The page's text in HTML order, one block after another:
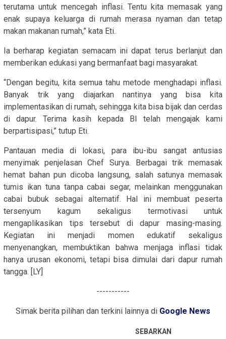
terutama untuk mencegah inflasi. Tentu kita memasak yang
enak supaya keluarga di rumah merasa nyaman dan tetap
makan makanan rumah,” kata Eti.
Ia berharap kegiatan semacam ini dapat terus berlanjut dan
memberikan edukasi yang bermanfaat bagi masyarakat.
“Dengan begitu, kita semua tahu metode menghadapi inflasi.
Banyak trik yang diajarkan nantinya yang bisa kita
implementasikan di rumah, sehingga kita bisa bijak dan cerdas
di dapur. Terima kasih kepada BI telah mengajak kami
berpartisipasi,” tutup Eti.
Pantauan media di lokasi, para ibu-ibu sangat antusias
menyimak penjelasan Chef Surya. Berbagai trik memasak
hemat bahan pun dicoba langsung, salah satunya memasak
tumis ikan tuna tanpa cabai segar, melainkan menggunakan
cabai bubuk sebagai alternatif. Hal ini membuat peserta
tersenyum kagum sekaligus termotivasi untuk
mengaplikasikan tips tersebut di dapur masing-masing.
Kegiatan ini menjadi momen edukatif sekaligus
menyenangkan, membuktikan bahwa menjaga inflasi tidak
hanya urusan ekonomi, tetapi bisa dimulai dari dapur rumah
tangga. [LY]
-----------
Simak berita pilihan dan terkini lainnya di Google News
SEBARKAN